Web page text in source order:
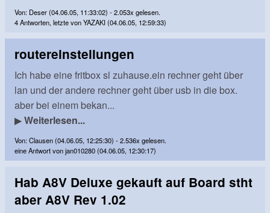
Von: Deser (04.06.05, 11:33:02) - 2.053x gelesen.
4 Antworten, letzte von YAZAKI (04.06.05, 12:59:33)
routereinstellungen
Ich habe eine fritbox sl zuhause.ein rechner geht über
lan und der andere rechner geht über usb in die box.
aber bei einem bekan...
▶Weiterlesen...
Von: Clausen (04.06.05, 12:25:30) - 2.536x gelesen.
eine Antwort von jan010280 (04.06.05, 12:30:17)
Hab A8V Deluxe gekauft auf Board stht
aber A8V Rev 1.02